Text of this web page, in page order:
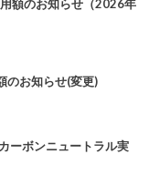
額のお知らせ（2026年
お知らせ(変更)
ーボンニュートラル実